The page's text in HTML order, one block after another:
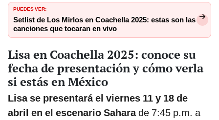
PUEDES VER:
Setlist de Los Mirlos en Coachella 2025: estas son las
canciones que tocaran en vivo
Lisa en Coachella 2025: conoce su
fecha de presentación y cómo verla
si estás en México
Lisa se presentará el viernes 11 y 18 de
abril en el escenario Saharade 7:45 p.m. a